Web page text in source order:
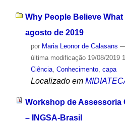
Why People Believe
agosto de 2019
por Maria Leonor de Calasans
última modificação19/08/2019
Ciência, Conhecimento, capa
Localizado em
Workshop de Assessoria
– INGSA-Brasil